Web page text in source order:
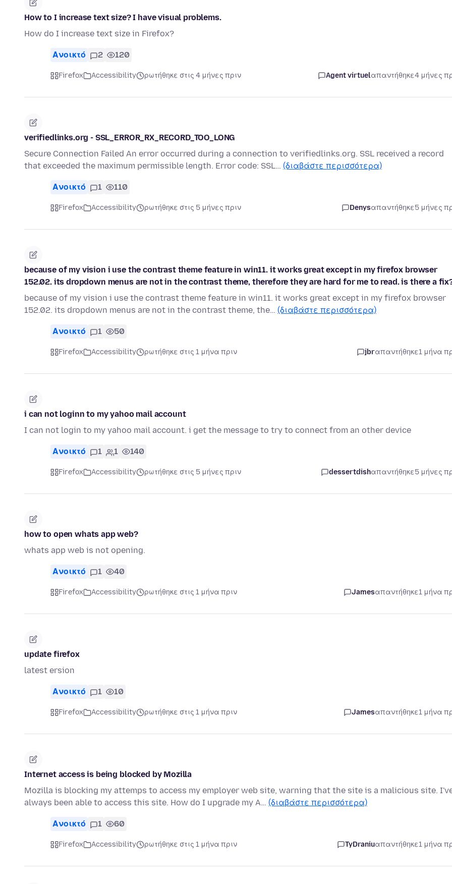
How to I increase text size? I have visual problems.
How do I increase text size in Firefox?
Ανοικτό 2 120
Firefox Accessibility ρωτήθηκε στις 4 μήνες πριν Agent virtuelαπαντήθηκε4 μήνες
verifiedlinks.org - SSL_ERROR_RX_RECORD_TOO_LONG
Secure Connection Failed An error occurred during a connection to verifiedlinks.org. SSL received a record
that exceeded the maximum permissible length. Error code: SSL… (διαβάστε περισσότερα)
Ανοικτό 1 110
Firefox Accessibility ρωτήθηκε στις 5 μήνες πριν Denysαπαντήθηκε5 μήνες
because of my vision i use the contrast theme feature in win11. it works great except in my firefox browser
152.02. its dropdown menus are not in the contrast theme, therefore they are hard for me to read. is there a
because of my vision i use the contrast theme feature in win11. it works great except in my firefox browser
152.02. its dropdown menus are not in the contrast theme, the… (διαβάστε περισσότερα)
Ανοικτό 1 50
Firefox Accessibility ρωτήθηκε στις 1 μήνα πριν jbrαπαντήθηκε1 μήνα
i can not loginn to my yahoo mail account
I can not login to my yahoo mail account. i get the message to try to connect from an other device
Ανοικτό 1 1 140
Firefox Accessibility ρωτήθηκε στις 5 μήνες πριν dessertdishαπαντήθηκε5 μήνες
how to open whats app web?
whats app web is not opening.
Ανοικτό 1 40
Firefox Accessibility ρωτήθηκε στις 1 μήνα πριν Jamesαπαντήθηκε1 μήνα
update firefox
latest ersion
Ανοικτό 1 10
Firefox Accessibility ρωτήθηκε στις 1 μήνα πριν Jamesαπαντήθηκε1 μήνα
Internet access is being blocked by Mozilla
Mozilla is blocking my attemps to access my employer web site, warning that the site is a malicious site.
always been able to access this site. How do I upgrade my A… (διαβάστε περισσότερα)
Ανοικτό 1 60
Firefox Accessibility ρωτήθηκε στις 1 μήνα πριν TyDraniuαπαντήθηκε1 μήνα